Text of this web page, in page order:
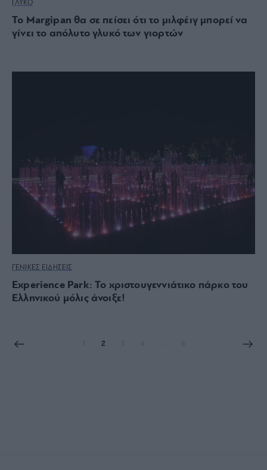
ΓΛΥΚΟ
Το Margipan θα σε πείσει ότι το μιλφέιγ μπορεί να
γίνει το απόλυτο γλυκό των γιορτών
ΓΕΝΙΚΕΣ ΕΙΔΗΣΕΙΣ
Experience Park: Το χριστουγεννιάτικο πάρκο του
Ελληνικού μόλις άνοιξε!
2